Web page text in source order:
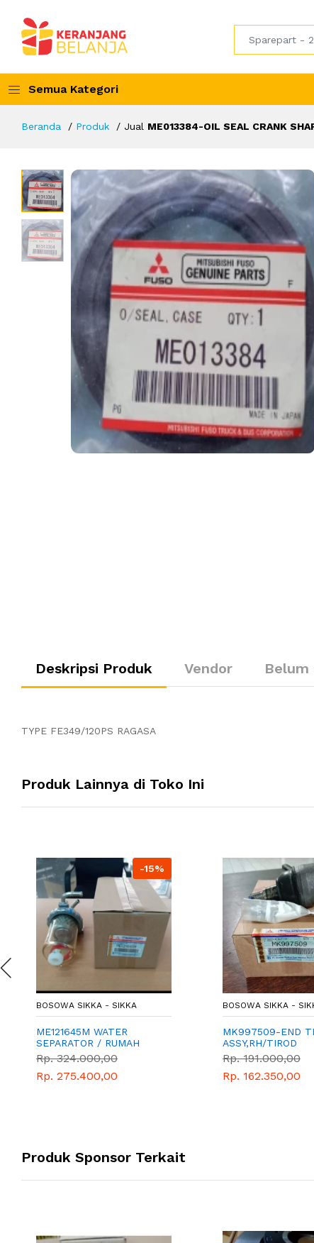
Semua Kategori
Beranda Produk Jual ME013384-OIL SEAL CRANK
Deskripsi Produk Vendor Belum
TYPE FE349/120PS RAGASA
Produk Lainnya di Toko Ini
-15%
BOSOWA SIKKA - SIKKA
ME121645M WATER
SEPARATOR / RUMAH
FILTER SOLAR BAWAH
Rp. 324.000,00
Rp. 275.400,00
BOSOWA SIKKA -
MK997509-END
ASSY,RH/TIROD
RODA,KANAN
Rp. 191.000,00
Rp. 162.350,00
Produk Sponsor Terkait